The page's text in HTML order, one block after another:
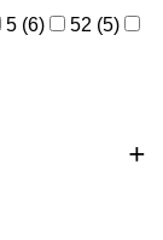
5 (6) 52 (5)